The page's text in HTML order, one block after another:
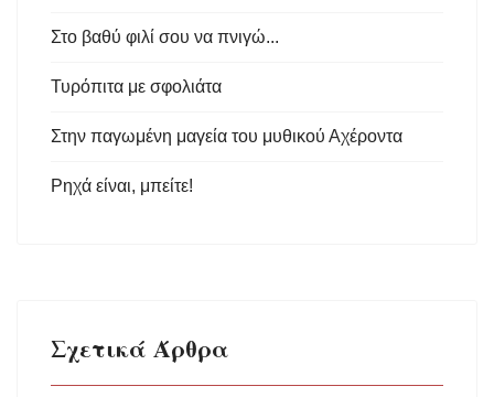
Στο βαθύ φιλί σου να πνιγώ...
Τυρόπιτα με σφολιάτα
Στην παγωμένη μαγεία του μυθικού Αχέροντα
Ρηχά είναι, μπείτε!
Σχετικά Άρθρα